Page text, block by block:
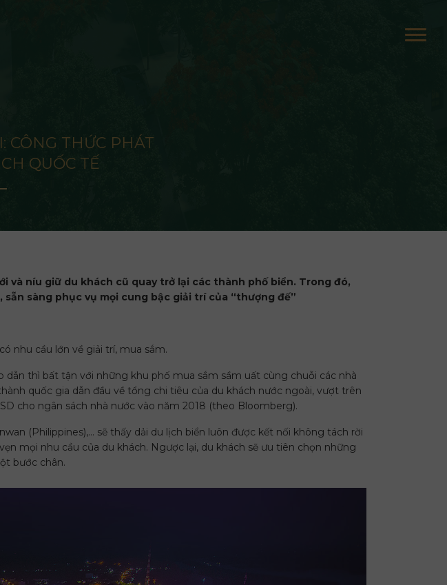
CÔNG THỨC PHÁT
QUỐC TẾ
và níu giữ du khách cũ quay trở lại các thành phố biển. Trong đó,
sàng phục vụ mọi cung bậc giải trí của “thượng đế”
nhu cầu lớn về giải trí, mua sắm.
thì bất tận với những khu phố mua sắm sầm uất cùng chuỗi các nhà
quốc gia dẫn đầu về tổng chi tiêu của du khách nước ngoài, vượt trên
cho ngân sách nhà nước vào năm 2018 (theo Bloomberg).
(Philippines),… sẽ thấy dải du lịch biển luôn được kết nối không tách rời
mọi nhu cầu của du khách. Ngược lại, du khách sẽ ưu tiên chọn những
bước chân.